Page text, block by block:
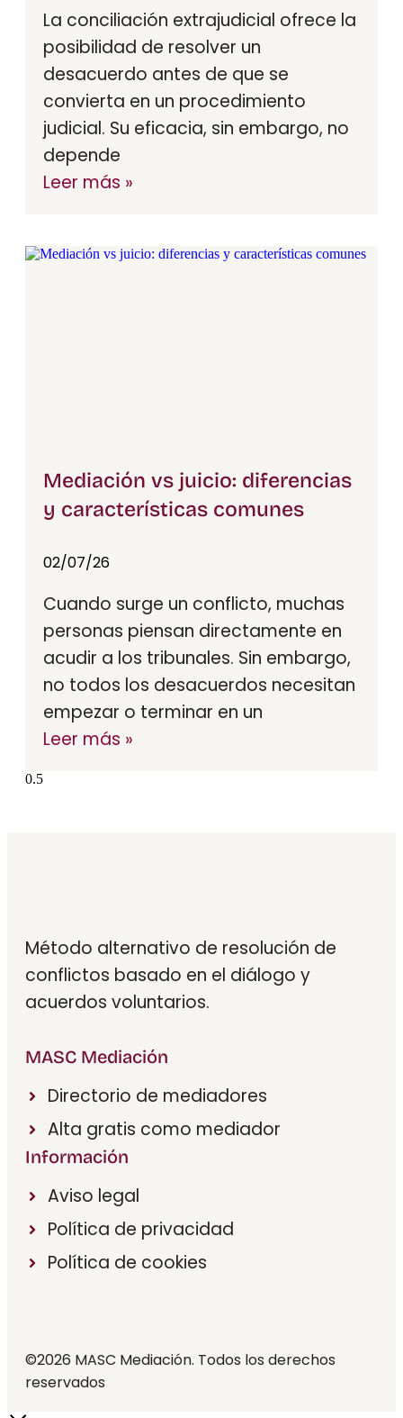
La conciliación extrajudicial ofrece la
posibilidad de resolver un
desacuerdo antes de que se
convierta en un procedimiento
judicial. Su eficacia, sin embargo, no
depende
Leer más »
Mediación vs juicio: diferencias
y características comunes
02/07/26
Cuando surge un conflicto, muchas
personas piensan directamente en
acudir a los tribunales. Sin embargo,
no todos los desacuerdos necesitan
empezar o terminar en un
Leer más »
Método alternativo de resolución de
conflictos basado en el diálogo y
acuerdos voluntarios.
MASC Mediación
Directorio de mediadores
Alta gratis como mediador
Información
Aviso legal
Política de privacidad
Política de cookies
©2026 MASC Mediación. Todos los derechos
reservados